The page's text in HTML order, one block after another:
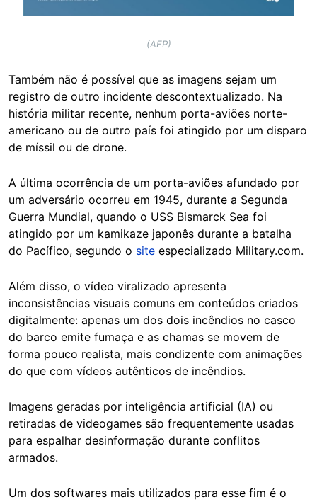
(AFP)
Também não é possível que as imagens sejam um
registro de outro incidente descontextualizado. Na
história militar recente, nenhum porta-aviões norte-
americano ou de outro país foi atingido por um disparo
de míssil ou de drone.
A última ocorrência de um porta-aviões afundado por
um adversário ocorreu em 1945, durante a Segunda
Guerra Mundial, quando o USS Bismarck Sea foi
atingido por um kamikaze japonês durante a batalha
do Pacífico, segundo o site especializado Military.com.
Além disso, o vídeo viralizado apresenta
inconsistências visuais comuns em conteúdos criados
digitalmente: apenas um dos dois incêndios no casco
do barco emite fumaça e as chamas se movem de
forma pouco realista, mais condizente com animações
do que com vídeos autênticos de incêndios.
Imagens geradas por inteligência artificial (IA) ou
retiradas de videogames são frequentemente usadas
para espalhar desinformação durante conflitos
armados.
Um dos softwares mais utilizados para esse fim é o